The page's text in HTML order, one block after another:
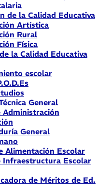
de la Calidad Educativa
Artística
Rural
Física
la Calidad Educativa
escolar
General
Administración
General
Alimentación Escolar
Infraestructura Escolar
de Méritos de Ed.